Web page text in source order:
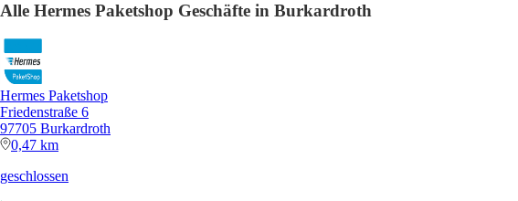
Alle Hermes Paketshop Geschäfte in Burkardroth
Hermes Paketshop
Friedenstraße 6
97705 Burkardroth
0,47 km
geschlossen